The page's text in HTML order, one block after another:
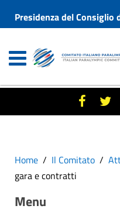
Presidenza del
Home Il Comitato
gara e contratti
Menu